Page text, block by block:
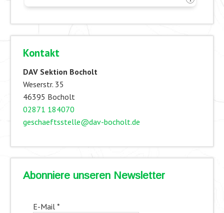
Kontakt
DAV Sektion Bocholt
Weserstr. 35
46395 Bocholt
02871 184070
geschaeftsstelle@dav-bocholt.de
Abonniere unseren Newsletter
E-Mail *